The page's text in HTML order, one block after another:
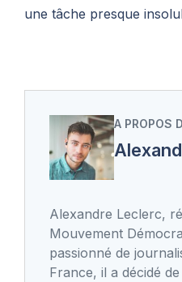
une tâche presque
A PROPOS
Alexandre Leclerc,
Mouvement
passionné de
France, il a décidé